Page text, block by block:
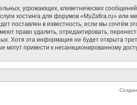
угрожающих, клеветнических
хостинга для форумов «MyZafira.ru»
поставлен в известность, если мы сочтём
право удалить, отредактировать,
Хотя эта информация не будет открыта
могут привести к несанкционированному